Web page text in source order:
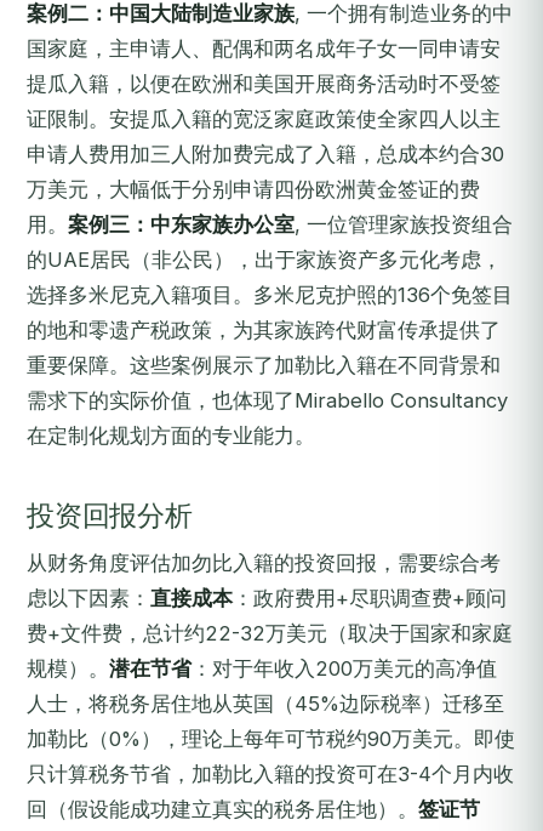
案例二：中国大陆制造业家族, 一个拥有制造业务的中
国家庭，主申请人、配偶和两名成年子女一同申请安
提瓜入籍，以便在欧洲和美国开展商务活动时不受签
证限制。安提瓜入籍的宽泛家庭政策使全家四人以主
申请人费用加三人附加费完成了入籍，总成本约合30
万美元，大幅低于分别申请四份欧洲黄金签证的费
用。 案例三：中东家族办公室, 一位管理家族投资组合
的UAE居民（非公民），出于家族资产多元化考虑，
选择多米尼克入籍项目。多米尼克护照的136个免签目
的地和零遗产税政策，为其家族跨代财富传承提供了
重要保障。这些案例展示了加勒比入籍在不同背景和
需求下的实际价值，也体现了Mirabello Consultancy
在定制化规划方面的专业能力。
投资回报分析
从财务角度评估加勿比入籍的投资回报，需要综合考
虑以下因素： 直接成本：政府费用+尽职调查费+顾问
费+文件费，总计约22-32万美元（取决于国家和家庭
规模）。 潜在节省：对于年收入200万美元的高净值
人士，将税务居住地从英国（45%边际税率）迁移至
加勒比（0%），理论上每年可节税约90万美元。即使
只计算税务节省，加勒比入籍的投资可在3-4个月内收
回（假设能成功建立真实的税务居住地）。 签证节